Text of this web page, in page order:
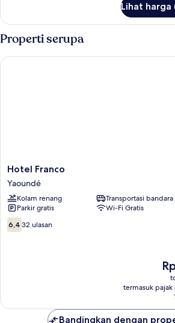
Suite
Lihat harga
Properti serupa
Hotel
Franco
Yaoundé
Hotel Franco
Yaoundé
Kolam renang
Transportasi bandara
Parkir gratis
Wi-Fi Gratis
6.4
dari
6,4 32 ulasan
termasuk
Hotel Franco
Bandingkan dengan